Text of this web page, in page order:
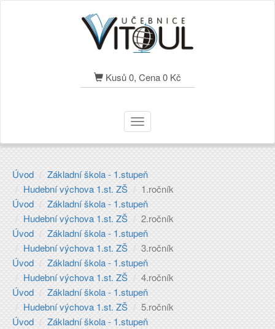
Kusů 0, Cena 0 Kč
Toggle
Úvod
Základní škola - 1.stupeň
Hudební výchova 1.st. ZŠ
1.ročník
Úvod
Základní škola - 1.stupeň
Hudební výchova 1.st. ZŠ
2.ročník
Úvod
Základní škola - 1.stupeň
Hudební výchova 1.st. ZŠ
3.ročník
Úvod
Základní škola - 1.stupeň
Hudební výchova 1.st. ZŠ
4.ročník
Úvod
Základní škola - 1.stupeň
Hudební výchova 1.st. ZŠ
5.ročník
Úvod
Základní škola - 1.stupeň